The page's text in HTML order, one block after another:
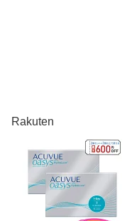
Rakuten